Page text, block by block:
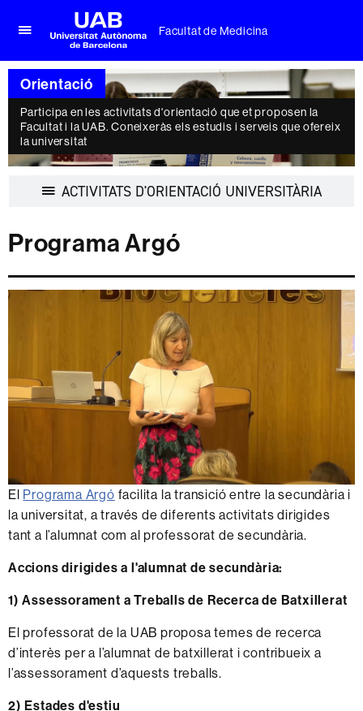
per
desplegar
el
menú
de
Facultat
de
Universitat
Autònoma
de
Barcelona
Facultat de Medicina
Orientació
Participa en les activitats d'orientació que et proposen la
Facultat i la UAB. Coneixeràs els estudis i serveis que ofereix
la universitat
ACTIVITATS D'ORIENTACIÓ UNIVERSITÀRIA
Programa Argó
El Programa Argó facilita la transició entre la secundària i
la universitat, a través de diferents activitats dirigides
tant a l’alumnat com al professorat de secundària.
Accions dirigides a l'alumnat de secundària:
1) Assessorament a Treballs de Recerca de Batxillerat
El professorat de la UAB proposa temes de recerca
d’interès per a l’alumnat de batxillerat i contribueix a
l’assessorament d’aquests treballs.
2) Estades d'estiu